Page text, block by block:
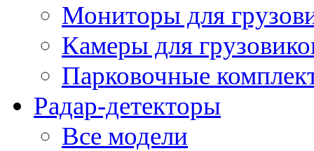
Мониторы для
Камеры для
Парковочные
Радар-детекторы
Все модели